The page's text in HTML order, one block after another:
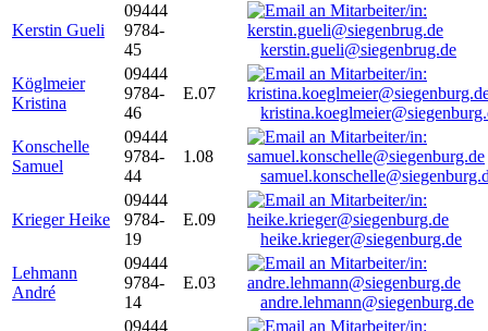
Kerstin Gueli
09444
9784-
45
kerstin.gueli@siegenbrug.de
Köglmeier
Kristina
09444
9784-
46
E.07
Konschelle
Samuel
09444
9784-
44
1.08
Krieger Heike
09444
9784-
19
E.09
heike.krieger@siegenburg.de
Lehmann
André
09444
9784-
14
E.03
andre.lehmann@siegenburg.de
09444